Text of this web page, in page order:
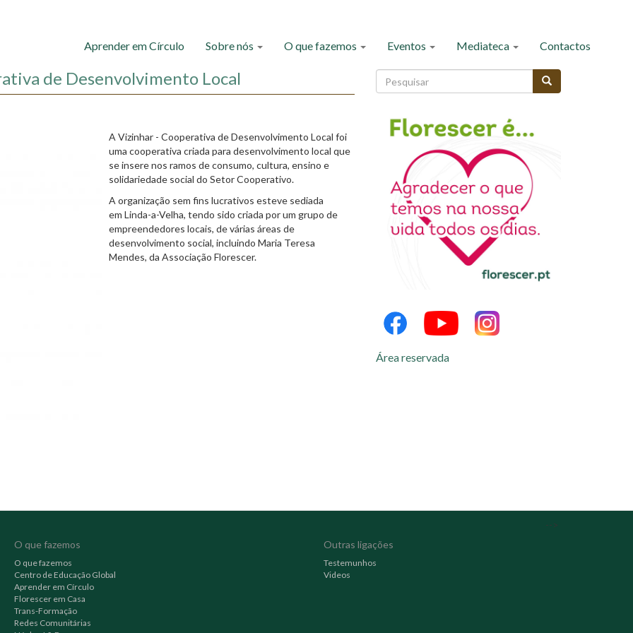
Aprender em Círculo Sobre nós O que fazemos Eventos Mediateca Contactos
de Desenvolvimento Local
A Vizinhar - Cooperativa de Desenvolvimento Local foi
uma cooperativa criada para desenvolvimento local que
se insere nos ramos de consumo, cultura, ensino e
solidariedade social do Setor Cooperativo.
A organização sem fins lucrativos esteve sediada
em Linda-a-Velha, tendo sido criada por um grupo de
empreendedores locais, de várias áreas de
desenvolvimento social, incluindo Maria Teresa
Mendes, da Associação Florescer.
Formulário
de
Área reservada
-->
O que fazemos
O que fazemos
Centro de Educação Global
Aprender em Círculo
Florescer em Casa
Trans-Formação
Redes Comunitárias
Outras ligações
Testemunhos
Videos